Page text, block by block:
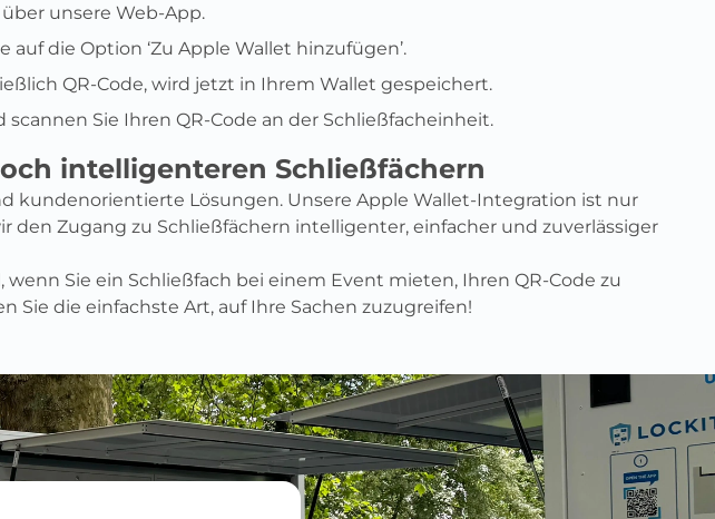
unsere Web-App.
auf die Option ‘Zu Apple Wallet hinzufügen’.
QR-Code, wird jetzt in Ihrem Wallet gespeichert.
scannen Sie Ihren QR-Code an der Schließfacheinheit.
intelligenteren Schließfächern
kundenorientierte Lösungen. Unsere Apple Wallet-Integration ist nur
den Zugang zu Schließfächern intelligenter, einfacher und zuverlässiger
wenn Sie ein Schließfach bei einem Event mieten, Ihren QR-Code zu
Sie die einfachste Art, auf Ihre Sachen zuzugreifen!